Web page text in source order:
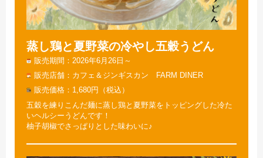
蒸し鶏と夏野菜の冷やし五穀うどん
販売期間
2026年6月26日～
販売店舗
カフェ＆ジンギスカン FARM DINER
販売価格
1,680円（税込）
五穀を練りこんだ麺に蒸し鶏と夏野菜をトッピングした冷た
いヘルシーうどんです！
柚子胡椒でさっぱりとした味わいに♪